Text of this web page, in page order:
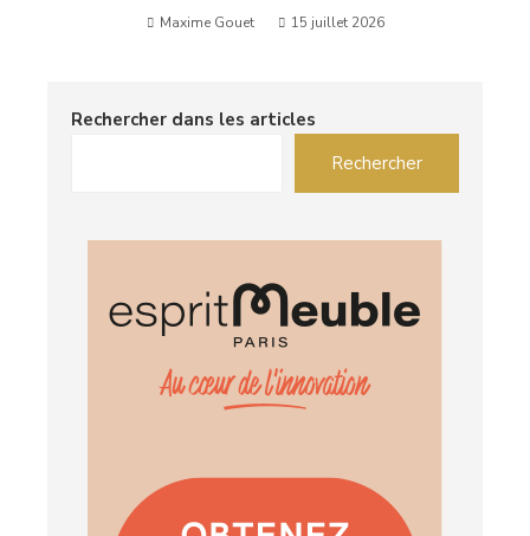
Maxime Gouet 15 juillet 2026
Rechercher dans les articles
Rechercher